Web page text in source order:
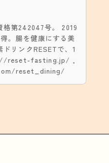
格第242047号。 2019
。腸を健康にする美
リンクRESETで、1
reset-fasting.jp/ ,
reset_dining/